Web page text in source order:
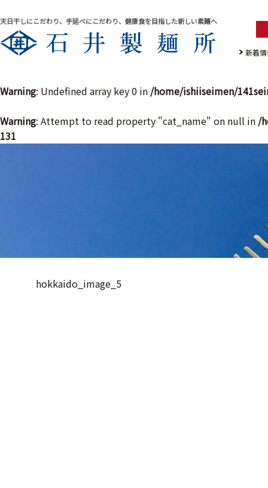
天日干しにこだわり、手延べにこだわり、健康食を目指した新しい素麺へ
新着
Warning: Undefined array key 0 in /home/ishiiseimen/
Warning: Attempt to read property "cat_name" on null in /
131
hokkaido_image_5